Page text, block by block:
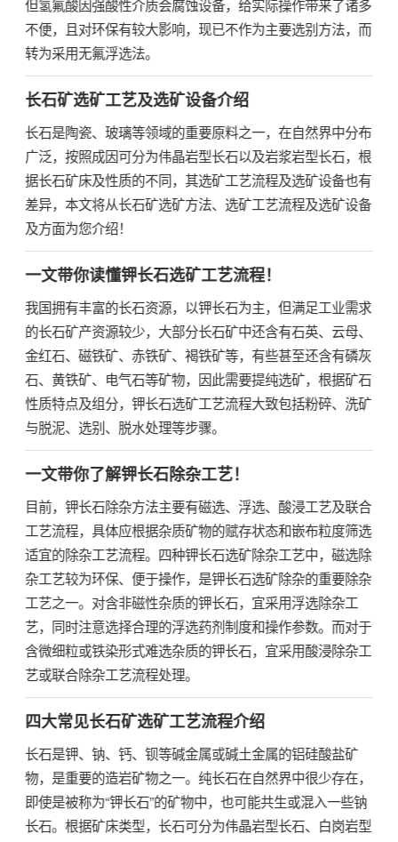
但氢氟酸因强酸性介质会腐蚀设备，给实际操作带来了诸多
不便，且对环保有较大影响，现已不作为主要选别方法，而
转为采用无氟浮选法。
长石矿选矿工艺及选矿设备介绍
长石是陶瓷、玻璃等领域的重要原料之一，在自然界中分布
广泛，按照成因可分为伟晶岩型长石以及岩浆岩型长石，根
据长石矿床及性质的不同，其选矿工艺流程及选矿设备也有
差异，本文将从长石矿选矿方法、选矿工艺流程及选矿设备
及方面为您介绍！
一文带你读懂钾长石选矿工艺流程！
我国拥有丰富的长石资源，以钾长石为主，但满足工业需求
的长石矿产资源较少，大部分长石矿中还含有石英、云母、
金红石、磁铁矿、赤铁矿、褐铁矿等，有些甚至还含有磷灰
石、黄铁矿、电气石等矿物，因此需要提纯选矿，根据矿石
性质特点及组分，钾长石选矿工艺流程大致包括粉碎、洗矿
与脱泥、选别、脱水处理等步骤。
一文带你了解钾长石除杂工艺！
目前，钾长石除杂方法主要有磁选、浮选、酸浸工艺及联合
工艺流程，具体应根据杂质矿物的赋存状态和嵌布粒度筛选
适宜的除杂工艺流程。四种钾长石选矿除杂工艺中，磁选除
杂工艺较为环保、便于操作，是钾长石选矿除杂的重要除杂
工艺之一。对含非磁性杂质的钾长石，宜采用浮选除杂工
艺，同时注意选择合理的浮选药剂制度和操作参数。而对于
含微细粒或铁染形式难选杂质的钾长石，宜采用酸浸除杂工
艺或联合除杂工艺流程处理。
四大常见长石矿选矿工艺流程介绍
长石是钾、钠、钙、钡等碱金属或碱土金属的铝硅酸盐矿
物，是重要的造岩矿物之一。纯长石在自然界中很少存在，
即使是被称为“钾长石”的矿物中，也可能共生或混入一些钠
长石。根据矿床类型，长石可分为伟晶岩型长石、白岗岩型